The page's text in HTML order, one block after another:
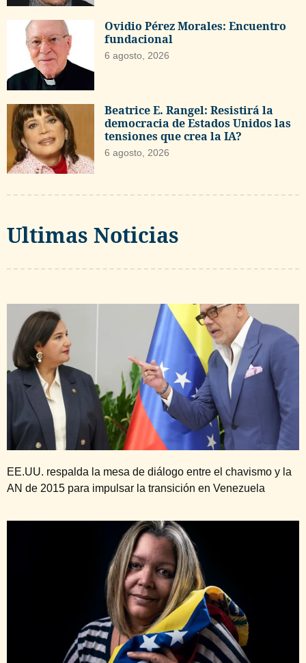
Ovidio Pérez Morales: Encuentro
fundacional
6 agosto, 2026
Beatrice E. Rangel: Resistirá la
democracia de Estados Unidos las
tensiones que crea la IA?
6 agosto, 2026
Ultimas Noticias
EE.UU. respalda la mesa de diálogo entre el chavismo y la
AN de 2015 para impulsar la transición en Venezuela